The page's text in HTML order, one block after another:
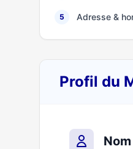
5 Adresse &
Profil du